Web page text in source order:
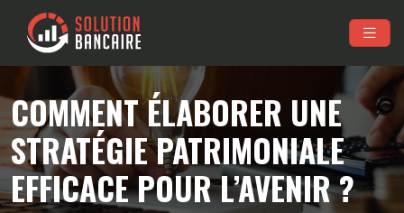
COMMENT ÉLABORER UNE
STRATÉGIE PATRIMONIALE
EFFICACE POUR L’AVENIR ?